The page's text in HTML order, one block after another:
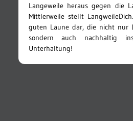
Langeweile heraus gegen die
Mittlerweile stellt
guten Laune dar, die nicht nur
sondern auch nachhaltig
Unterhaltung!